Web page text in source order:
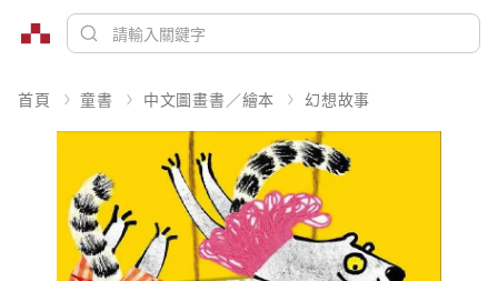
首頁 童書 中文圖畫書／繪本 幻想故事